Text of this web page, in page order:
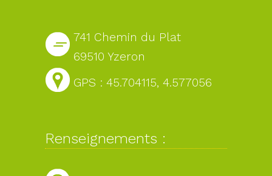
741 Chemin du Plat
69510 Yzeron
GPS : 45.704115, 4.577056
Renseignements :